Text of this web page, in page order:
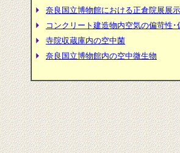
奈良国立博物館における正倉院展展
コンクリート建造物内空気の偏苛性･
寺院収蔵庫内の空中菌
奈良国立博物館内の空中微生物